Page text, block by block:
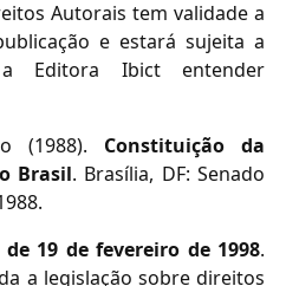
Autorais tem validade a
e estará sujeita a
a Editora Ibict entender
(1988). Constituição da
Brasil. Brasília, DF: Senado
de 19 de fevereiro de 1998.
a legislação sobre direitos